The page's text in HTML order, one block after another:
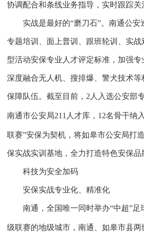
协调配合和条线业务指导，实时跟踪关
实战是最好的“磨刀石”。南通公
专题培训、面上普训、跟班轮训、实
型活动安保专业人才评定标准，加强专
深度融合无人机、搜排爆、警犬技术
保障队伍。截至目前， 2 人入选公安部
南通市公安局211 人才库， 12名骨干纳
联赛”安保为契机，将如皋市公安局打
保实战实训基地，全力打造特色安保品
科技为安全加码
安保实战专业化、精准化
南通，全国唯一同时举办“中超”足
级联赛的地级城市，南通、如皋市县